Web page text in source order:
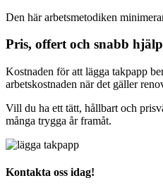
Den här arbetsmetodiken
Pris, offert och snabb
Kostnaden för att lägga takpapp
arbetskostnaden när det gäller
Vill du ha ett tätt, hållbart och
många trygga år framåt.
Kontakta oss idag!